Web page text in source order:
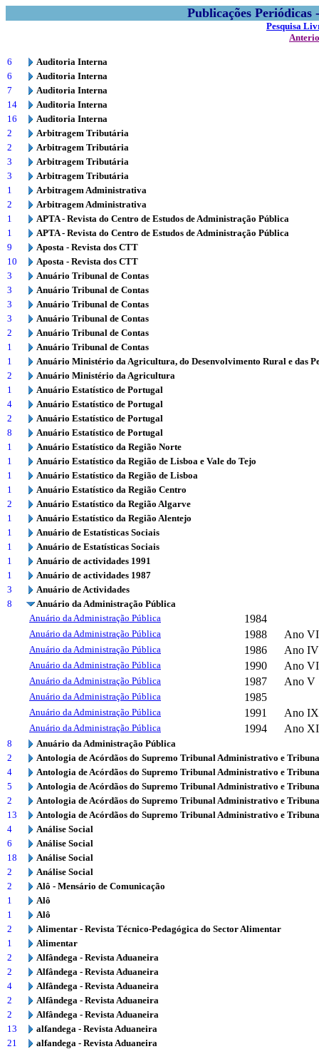
Publicações
Pesquisa
6
Auditoria Interna
6
Auditoria Interna
7
Auditoria Interna
14
Auditoria Interna
16
Auditoria Interna
2
Arbitragem Tributária
2
Arbitragem Tributária
3
Arbitragem Tributária
3
Arbitragem Tributária
1
Arbitragem Administrativa
2
Arbitragem Administrativa
1
APTA - Revista do Centro de Estudos de Administração Pública
1
APTA - Revista do Centro de Estudos de Administração Pública
9
Aposta - Revista dos CTT
10
Aposta - Revista dos CTT
3
Anuário Tribunal de Contas
3
Anuário Tribunal de Contas
3
Anuário Tribunal de Contas
3
Anuário Tribunal de Contas
2
Anuário Tribunal de Contas
1
Anuário Tribunal de Contas
1
Anuário Ministério da Agricultura, do Desenvolvimento Rural e das
2
Anuário Ministério da Agricultura
1
Anuário Estatístico de Portugal
4
Anuário Estatístico de Portugal
2
Anuário Estatístico de Portugal
8
Anuário Estatístico de Portugal
1
Anuário Estatístico da Região Norte
1
Anuário Estatístico da Região de Lisboa e Vale do Tejo
1
Anuário Estatístico da Região de Lisboa
1
Anuário Estatístico da Região Centro
2
Anuário Estatístico da Região Algarve
1
Anuário Estatístico da Região Alentejo
1
Anuário de Estatísticas Sociais
1
Anuário de Estatísticas Sociais
1
Anuário de actividades 1991
1
Anuário de actividades 1987
3
Anuário de Actividades
8
Anuário da Administração Pública
Anuário da Administração Pública
1984
Anuário da Administração Pública 1988 Ano
Anuário da Administração Pública 1986 Ano
Anuário da Administração Pública 1990 Ano
Anuário da Administração Pública 1987 Ano V
Anuário da Administração Pública 1985
Anuário da Administração Pública 1991 Ano IX
Anuário da Administração Pública 1994 Ano
8
Anuário da Administração Pública
2
Antologia de Acórdãos do Supremo Tribunal Administrativo e
4
Antologia de Acórdãos do Supremo Tribunal Administrativo e
5
Antologia de Acórdãos do Supremo Tribunal Administrativo e
2
Antologia de Acórdãos do Supremo Tribunal Administrativo e
13
Antologia de Acórdãos do Supremo Tribunal Administrativo e
4
Análise Social
6
Análise Social
18
Análise Social
2
Análise Social
2
Alô - Mensário de Comunicação
1
Alô
1
Alô
2
Alimentar - Revista Técnico-Pedagógica do Sector Alimentar
1
Alimentar
2
Alfândega - Revista Aduaneira
2
Alfândega - Revista Aduaneira
4
Alfândega - Revista Aduaneira
2
Alfândega - Revista Aduaneira
2
Alfândega - Revista Aduaneira
13
alfandega - Revista Aduaneira
21
alfandega - Revista Aduaneira